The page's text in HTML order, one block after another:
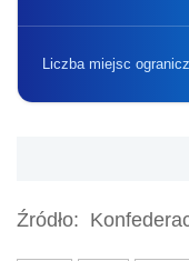
Liczba miejsc
Źródło: